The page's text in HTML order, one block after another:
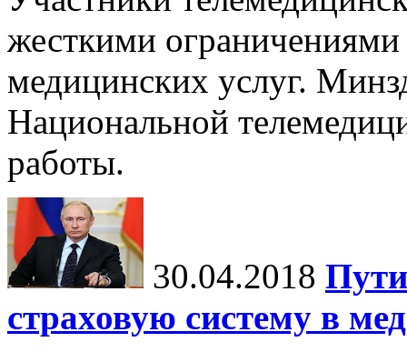
жесткими
медицинских услуг.
Национальной
работы.
30.04.2018
страховую систему в